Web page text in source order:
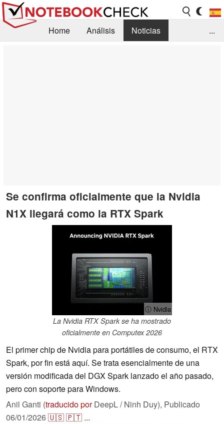
Home Análisis
Noticias
...
Se confirma oficialmente que la Nvidia
N1X llegará como la RTX Spark
ⓘ Nvidia
La Nvidia RTX Spark se ha mostrado
oficialmente en Computex 2026
El primer chip de Nvidia para portátiles de consumo, el RTX
Spark, por fin está aquí. Se trata esencialmente de una
versión modificada del DGX Spark lanzado el año pasado,
pero con soporte para Windows.
Anil Ganti (traducido porDeepL / Ninh Duy), Publicado
06/01/2026🇺🇸🇵🇹 ...